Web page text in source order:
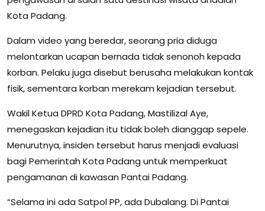
Kota Padang.
Dalam video yang beredar, seorang pria diduga
melontarkan ucapan bernada tidak senonoh kepada
korban. Pelaku juga disebut berusaha melakukan kontak
fisik, sementara korban merekam kejadian tersebut.
Wakil Ketua DPRD Kota Padang, Mastilizal Aye,
menegaskan kejadian itu tidak boleh dianggap sepele.
Menurutnya, insiden tersebut harus menjadi evaluasi
bagi Pemerintah Kota Padang untuk memperkuat
pengamanan di kawasan Pantai Padang.
“Selama ini ada Satpol PP, ada Dubalang. Di Pantai